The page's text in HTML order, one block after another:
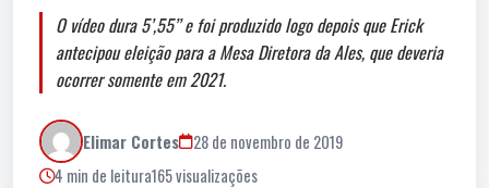
O vídeo dura 5’,55’’ e foi produzido logo depois que Erick
antecipou eleição para a Mesa Diretora da Ales, que deveria
ocorrer somente em 2021.
Elimar Cortes
28 de novembro de 2019
4 min de leitura165 visualizações